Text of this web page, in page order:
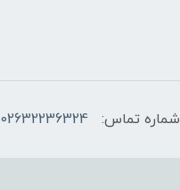
شماره تماس: 02632236324